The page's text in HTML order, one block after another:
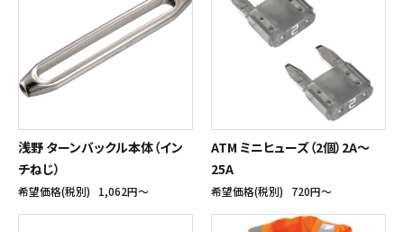
浅野 ターンバックル本体（イン
チねじ）
希望価格(税別) 1,062円〜
ATM ミニヒューズ（2個）2A～
25A
希望価格(税別) 720円〜